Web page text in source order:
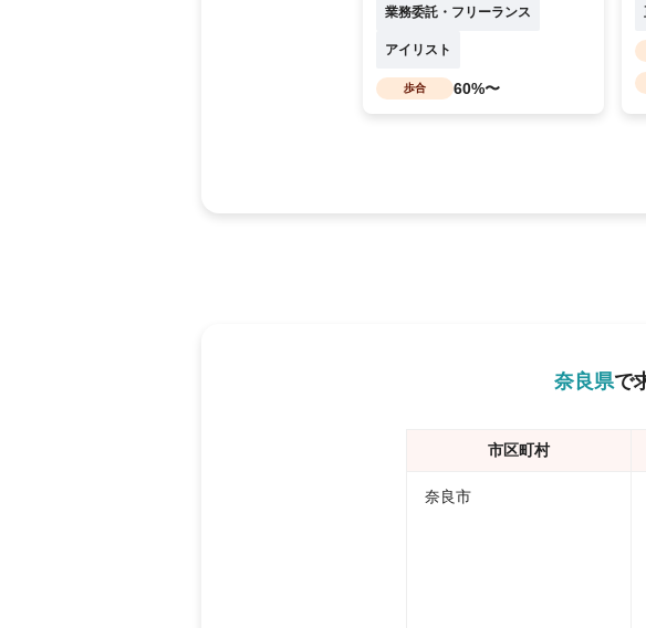
業務委託・フリーランス
アイリスト
歩合 60%〜
奈良県で
市区町村
奈良市